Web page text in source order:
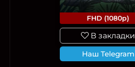
FHD (1080p)
В закладки
Наш Telegram